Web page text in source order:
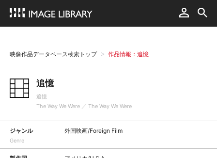
映像作品データベース検索トップ 作品情報：追憶
追憶
追憶
The Way We Were ／ The Way We Were
ジャンル
Genre
外国映画/Foreign Film